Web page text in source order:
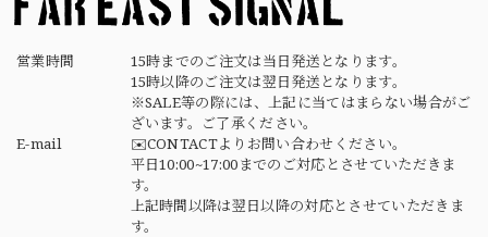
営業時間
15時までのご注文は当日発送となります。
15時以降のご注文は翌日発送となります。
※SALE等の際には、上記に当てはまらない場合がご
ざいます。ご了承ください。
E-mail
✉️CONTACTよりお問い合わせください。
平日10:00~17:00までのご対応とさせていただきま
す。
上記時間以降は翌日以降の対応とさせていただきま
す。